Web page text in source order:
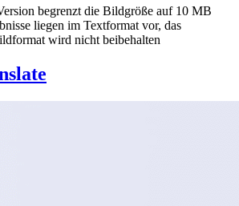
begrenzt die Bildgröße auf 10 MB
liegen im Textformat vor, das
wird nicht beibehalten